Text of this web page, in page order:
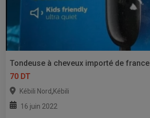
Tondeuse à cheveux importé de france
70 DT
Kébili Nord,Kébili
16 juin 2022